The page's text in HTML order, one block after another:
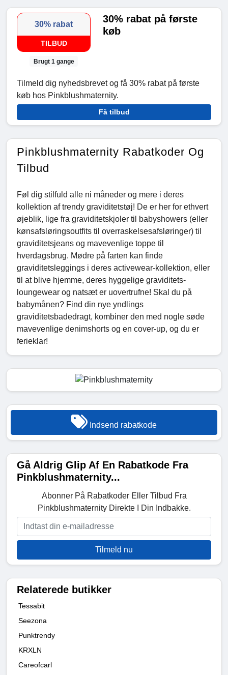
30% rabat
TILBUD
Brugt 1 gange
30% rabat på første
køb
Tilmeld dig nyhedsbrevet og få 30% rabat på første
køb hos Pinkblushmaternity.
Få tilbud
Pinkblushmaternity Rabatkoder Og
Tilbud
Føl dig stilfuld alle ni måneder og mere i deres
kollektion af trendy graviditetstøj! De er her for ethvert
øjeblik, lige fra graviditetskjoler til babyshowers (eller
kønsafsløringsoutfits til overraskelsesafsløringer) til
graviditetsjeans og mavevenlige toppe til
hverdagsbrug. Mødre på farten kan finde
graviditetsleggings i deres activewear-kollektion, eller
til at blive hjemme, deres hyggelige graviditets-
loungewear og natsæt er uovertrufne! Skal du på
babymånen? Find din nye yndlings
graviditetsbadedragt, kombiner den med nogle søde
mavevenlige denimshorts og en cover-up, og du er
ferieklar!
Indsend rabatkode
Gå Aldrig Glip Af En Rabatkode Fra
Pinkblushmaternity...
Abonner På Rabatkoder Eller Tilbud Fra
Pinkblushmaternity Direkte I Din Indbakke.
Tilmeld nu
Relaterede butikker
Tessabit
Seezona
Punktrendy
KRXLN
Careofcarl